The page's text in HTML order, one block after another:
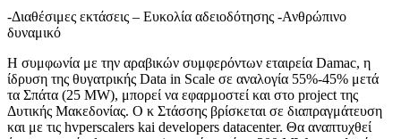
-Διαθέσιμες εκτάσεις – Ευκολία αδειοδότησης -Ανθρώπινο
δυναμικό
Η συμφωνία με την αραβικών συμφερόντων εταιρεία Damac, η
ίδρυση της θυγατρικής Data in Scale σε αναλογία 55%-45% μετά
τα Σπάτα (25 MW), μπορεί να εφαρμοστεί και στο project της
Δυτικής Μακεδονίας. Ο κ Στάσσης βρίσκεται σε διαπραγμάτευση
και με τις hvperscalers kai developers datacenter. Θα αναπτυχθεί